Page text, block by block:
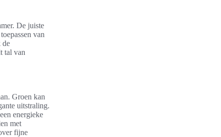
De juiste
van
de
tal van
Groen kan
uitstraling.
energieke
met
fijne